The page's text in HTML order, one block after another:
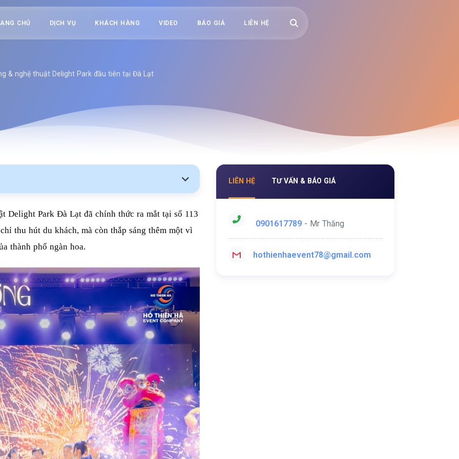
CHỦ DỊCH VỤ KHÁCH HÀNG VIDEO BÁO GIÁ LIÊN HỆ
& nghệ thuật Delight Park đầu tiên tại Đà Lạt
Delight Park Đà Lạt đã chính thức ra mắt tại số 113
thu hút du khách, mà còn thắp sáng thêm một vì
thành phố ngàn hoa.
LIÊN HỆ TƯ VẤN & BÁO GIÁ
0901617789 - Mr Thăng
hothienhaevent78@gmail.com